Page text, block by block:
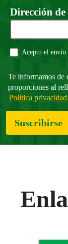
Dirección de
Acepto el envío
Te informamos de
proporciones al
Política privacidad
Suscribirse